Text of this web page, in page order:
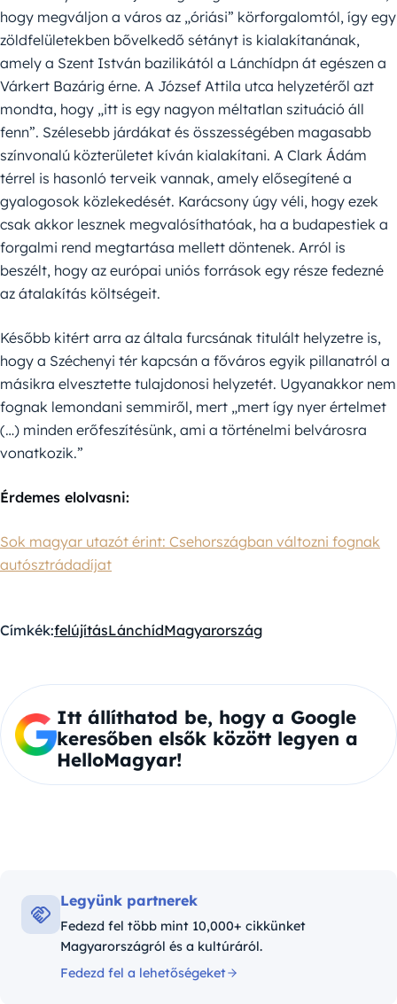
hogy megváljon a város az „óriási” körforgalomtól, így egy
zöldfelületekben bővelkedő sétányt is kialakítanának,
amely a Szent István bazilikától a Lánchídpn át egészen a
Várkert Bazárig érne. A József Attila utca helyzetéről azt
mondta, hogy „itt is egy nagyon méltatlan szituáció áll
fenn”. Szélesebb járdákat és összességében magasabb
színvonalú közterületet kíván kialakítani. A Clark Ádám
térrel is hasonló terveik vannak, amely elősegítené a
gyalogosok közlekedését. Karácsony úgy véli, hogy ezek
csak akkor lesznek megvalósíthatóak, ha a budapestiek a
forgalmi rend megtartása mellett döntenek. Arról is
beszélt, hogy az európai uniós források egy része fedezné
az átalakítás költségeit.
Később kitért arra az általa furcsának titulált helyzetre is,
hogy a Széchenyi tér kapcsán a főváros egyik pillanatról a
másikra elvesztette tulajdonosi helyzetét. Ugyanakkor nem
fognak lemondani semmiről, mert „mert így nyer értelmet
(…) minden erőfeszítésünk, ami a történelmi belvárosra
vonatkozik.”
Érdemes elolvasni:
Sok magyar utazót érint: Csehországban változni fognak
autósztrádadíjat
Címkék:felújításLánchídMagyarország
Itt állíthatod be, hogy a Google
keresőben elsők között legyen a
HelloMagyar!
Legyünk partnerek
Fedezd fel több mint 10,000+ cikkünket
Magyarországról és a kultúráról.
Fedezd fel a lehetőségeket